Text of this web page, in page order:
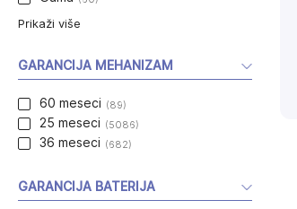
Prikaži više
GARANCIJA MEHANIZAM
60 meseci (89)
25 meseci (5086)
36 meseci (682)
GARANCIJA BATERIJA